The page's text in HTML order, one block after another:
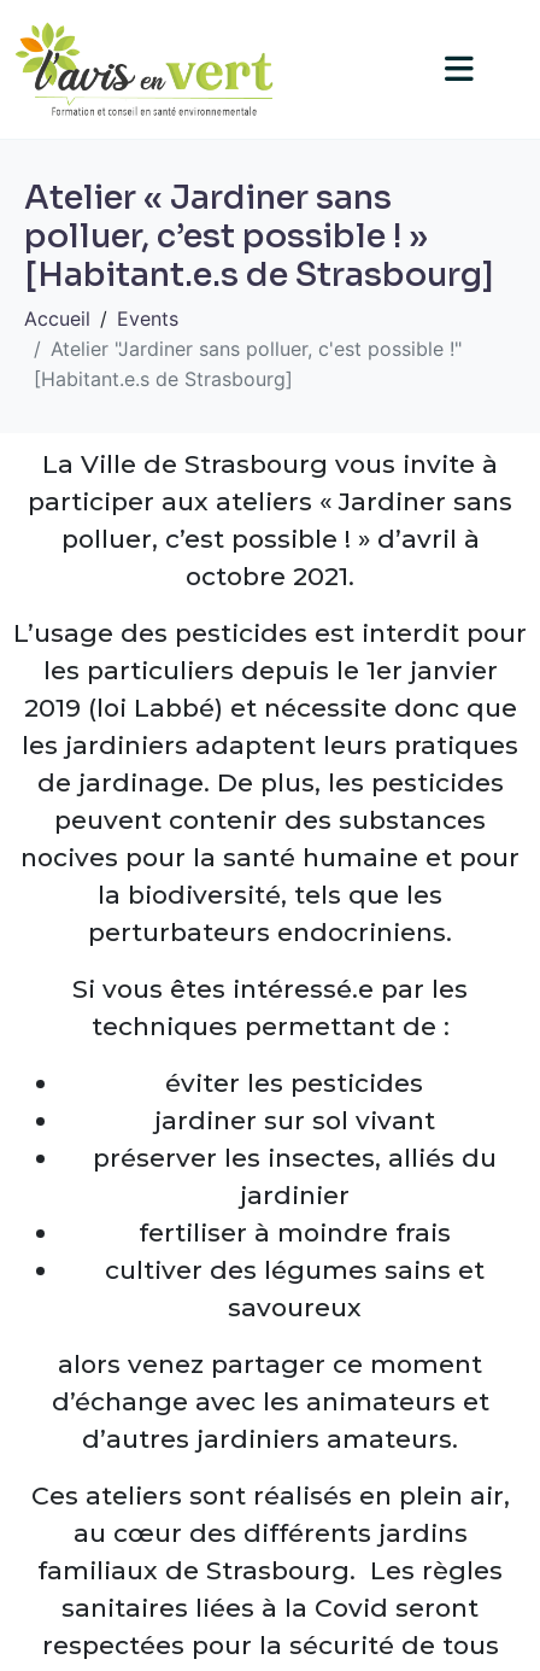
Atelier « Jardiner sans
polluer, c’est possible ! »
[Habitant.e.s de Strasbourg]
Accueil
Events
Atelier "Jardiner sans polluer, c'est possible !"
[Habitant.e.s de Strasbourg]
La Ville de Strasbourg vous invite à
participer aux ateliers « Jardiner sans
polluer, c’est possible ! » d’avril à
octobre 2021.
L’usage des pesticides est interdit pour
les particuliers depuis le 1er janvier
2019 (loi Labbé) et nécessite donc que
les jardiniers adaptent leurs pratiques
de jardinage. De plus, les pesticides
peuvent contenir des substances
nocives pour la santé humaine et pour
la biodiversité, tels que les
perturbateurs endocriniens.
Si vous êtes intéressé.e par les
techniques permettant de :
éviter les pesticides
jardiner sur sol vivant
préserver les insectes, alliés du
jardinier
fertiliser à moindre frais
cultiver des légumes sains et
savoureux
alors venez partager ce moment
d’échange avec les animateurs et
d’autres jardiniers amateurs.
Ces ateliers sont réalisés en plein air,
au cœur des différents jardins
familiaux de Strasbourg. Les règles
sanitaires liées à la Covid seront
respectées pour la sécurité de tous